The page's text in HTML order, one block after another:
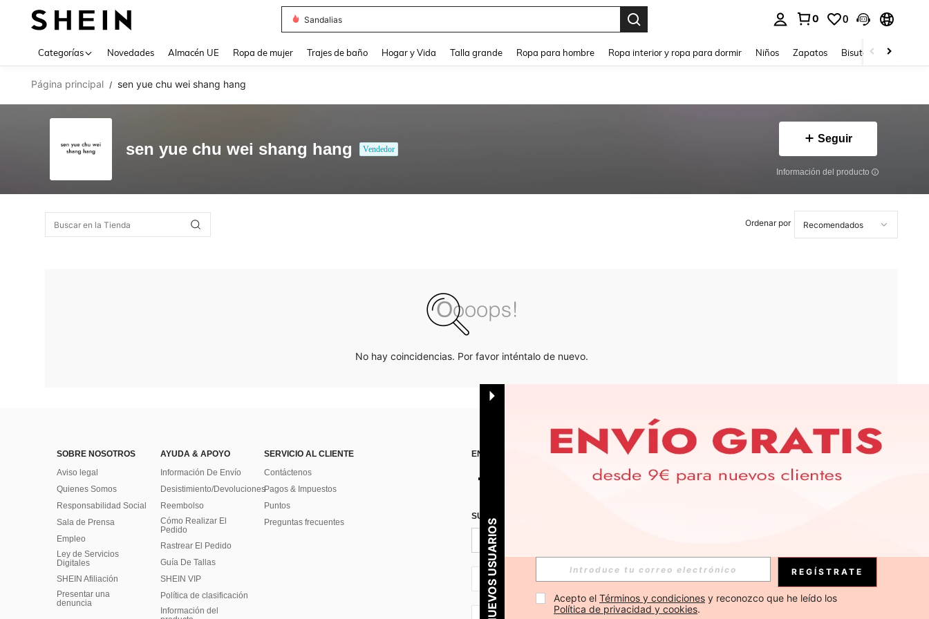
Sandalias
0 0
Categorías Novedades Almacén UE Ropa de mujer Trajes de baño Hogar y Vida Talla grande Ropa para hombre Ropa interior y ropa para dormir Niños Zapatos Bisutería Y
Página principal / sen yue chu wei shang hang
sen yue chu wei shang hang Vendedor
Seguir
Información del producto
Ordenar por
No hay coincidencias. Por favor inténtalo de nuevo.
SOBRE NOSOTROS
Aviso legal
Quienes Somos
Responsabilidad Social
Sala de Prensa
Empleo
Ley de Servicios
Digitales
SHEIN Afiliación
Presentar una
denuncia
AYUDA & APOYO
Información De Envío
Desistimiento/Devoluciones
Reembolso
Cómo Realizar El
Pedido
Rastrear El Pedido
Guía De Tallas
SHEIN VIP
Política de clasificación
​Información del
SERVICIO AL CLIENTE
Contáctenos
Pagos & Impuestos
Puntos
Preguntas frecuentes
ENCUÉNTRANOS EN APP
SUSCRÍBETE PARA RECIBIR OFERTAS EXCLUSIVAS, PROMOCIONES Y NOTICIAS DE SHEIN
ES + 34
PARA NUEVOS USUARIOS REGÍSTRATE
Acepto el Términos y condiciones y reconozco que he leído los
Política de privacidad y cookies.